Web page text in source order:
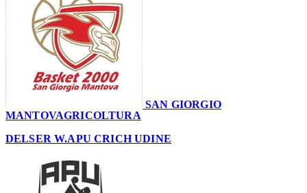
SAN GIORGIO
MANTOVAGRICOLTURA
DELSER W.APU CRICH UDINE